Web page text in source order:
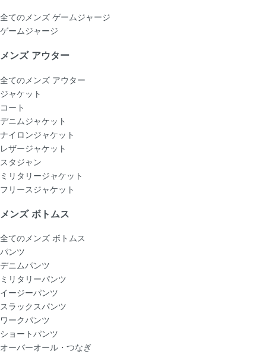
全てのメンズ ゲームジャージ
ゲームジャージ
メンズ アウター
全てのメンズ アウター
ジャケット
コート
デニムジャケット
ナイロンジャケット
レザージャケット
スタジャン
ミリタリージャケット
フリースジャケット
メンズ ボトムス
全てのメンズ ボトムス
パンツ
デニムパンツ
ミリタリーパンツ
イージーパンツ
スラックスパンツ
ワークパンツ
ショートパンツ
オーバーオール・つなぎ